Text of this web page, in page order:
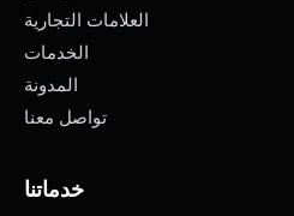
العلامات التجارية
الخدمات
المدونة
تواصل معنا
خدماتنا